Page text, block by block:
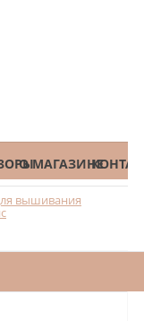
О МАГАЗИНЕ
вышивания